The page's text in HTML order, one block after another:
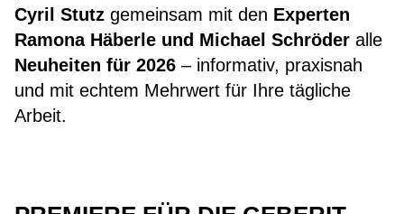
Cyril Stutz gemeinsam mit den Experten
Ramona Häberle und Michael Schröder alle
Neuheiten für 2026 – informativ, praxisnah
und mit echtem Mehrwert für Ihre tägliche
Arbeit.